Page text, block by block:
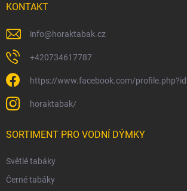
KONTAKT
info@horaktabak.cz
+420734617787
https://www.facebook.com/
horaktabak/
SORTIMENT PRO VODNÍ DÝMKY
Světlé tabáky
Černé tabáky